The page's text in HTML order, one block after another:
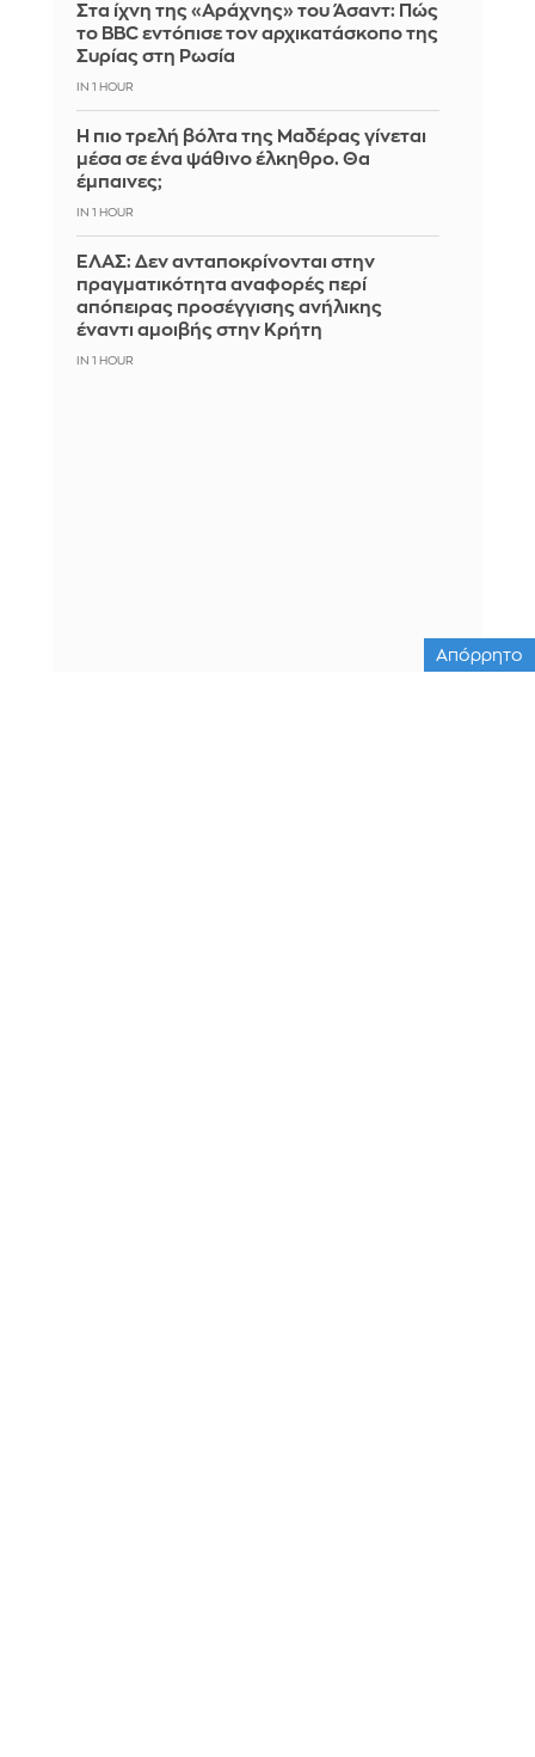
Στα ίχνη της «Αράχνης» του Άσαντ: Πώς
το BBC εντόπισε τον αρχικατάσκοπο της
Συρίας στη Ρωσία
IN 1 HOUR
Η πιο τρελή βόλτα της Μαδέρας γίνεται
μέσα σε ένα ψάθινο έλκηθρο. Θα
έμπαινες;
IN 1 HOUR
ΕΛΑΣ: Δεν ανταποκρίνονται στην
πραγματικότητα αναφορές περί
απόπειρας προσέγγισης ανήλικης
έναντι αμοιβής στην Κρήτη
IN 1 HOUR
Απόρρητο